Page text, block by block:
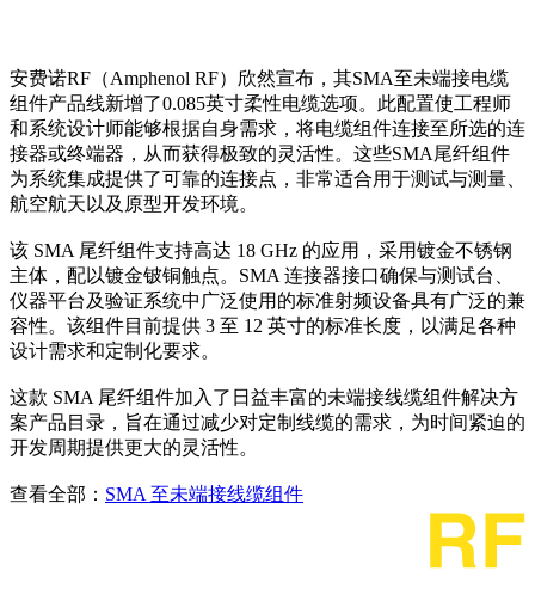
安费诺RF（Amphenol RF）欣然宣布，其SMA至未端接电缆
组件产品线新增了0.085英寸柔性电缆选项。此配置使工程师
和系统设计师能够根据自身需求，将电缆组件连接至所选的连
接器或终端器，从而获得极致的灵活性。这些SMA尾纤组件
为系统集成提供了可靠的连接点，非常适合用于测试与测量、
航空航天以及原型开发环境。
该 SMA 尾纤组件支持高达 18 GHz 的应用，采用镀金不锈钢
主体，配以镀金铍铜触点。SMA 连接器接口确保与测试台、
仪器平台及验证系统中广泛使用的标准射频设备具有广泛的兼
容性。该组件目前提供 3 至 12 英寸的标准长度，以满足各种
设计需求和定制化要求。
这款 SMA 尾纤组件加入了日益丰富的未端接线缆组件解决方
案产品目录，旨在通过减少对定制线缆的需求，为时间紧迫的
开发周期提供更大的灵活性。
查看全部： SMA 至未端接线缆组件